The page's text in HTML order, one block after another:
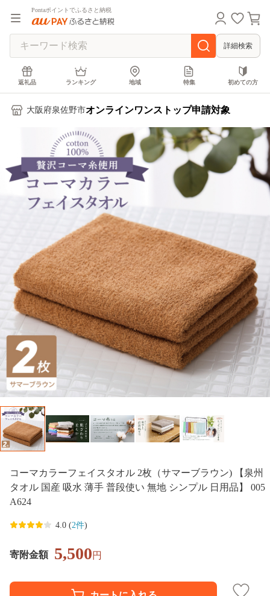
Pontaポイントでふるさと納税
詳細検索
返礼品 ランキング 地域 特集 初めての方
大阪府泉佐野市オンラインワンストップ申請対象
コーマカラーフェイスタオル 2枚（サマーブラウン) 【泉州
タオル 国産 吸水 薄手 普段使い 無地 シンプル 日用品】 005
A624
4.0 (2件)
寄附金額 5,500円